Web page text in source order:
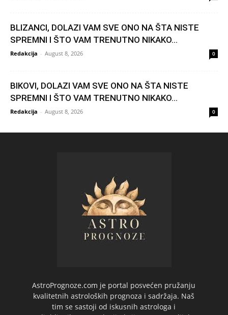
BLIZANCI, DOLAZI VAM SVE ONO NA ŠTA NISTE
SPREMNI I ŠTO VAM TRENUTNO NIKAKO...
Redakcija - August 8, 2026 0
BIKOVI, DOLAZI VAM SVE ONO NA ŠTA NISTE
SPREMNI I ŠTO VAM TRENUTNO NIKAKO...
Redakcija - August 8, 2026 0
AstroPrognoze.com je portal posvećen pružanju
kvalitetnih astroloških prognoza i sadržaja. Naš
tim se sastoji od iskusnih astrologa i